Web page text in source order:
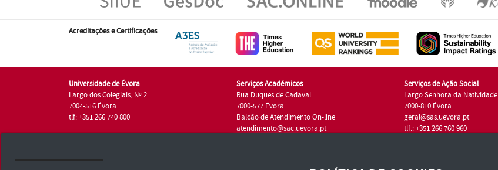
Acreditações e Certificações
Universidade de Évora
Largo dos Colegiais, Nº 2
7004-516 Évora
tlf: +351 266 740 800
Serviços Académicos
Rua Duques de Cadaval
7000-577 Évora
Balcão de Atendimento On-line
atendimento@sac.uevora.pt
Serviços de Ação Social
Largo Senhora da Natividade
7000-810 Évora
geral@sas.uevora.pt
tlf.: +351 266 760 960